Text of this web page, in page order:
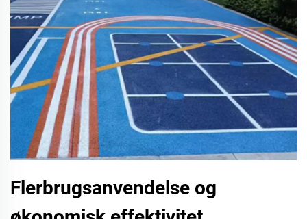
Flerbrugsanvendelse og